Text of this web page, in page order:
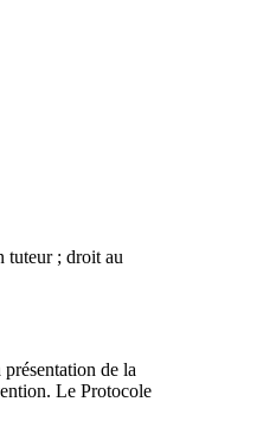
tuteur ; droit au
de la
Le Protocole